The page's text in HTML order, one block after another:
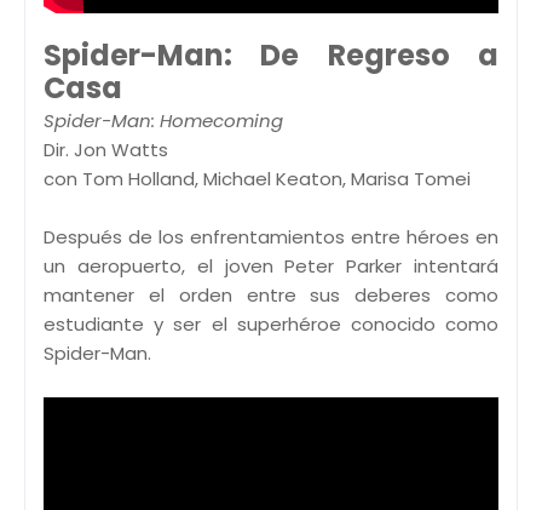
Spider-Man: De Regreso a
Casa
Spider-Man: Homecoming
Dir. Jon Watts
con Tom Holland, Michael Keaton, Marisa Tomei
Después de los enfrentamientos entre héroes en
un aeropuerto, el joven Peter Parker intentará
mantener el orden entre sus deberes como
estudiante y ser el superhéroe conocido como
Spider-Man.